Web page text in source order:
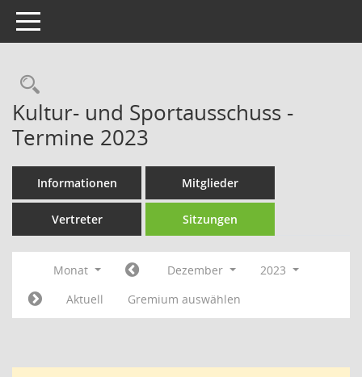
Toggle navigation
Rechercheauswahl
Kultur- und Sportausschuss -
Termine 2023
Informationen Mitglieder
Vertreter Sitzungen
Monat Dezember
2023
Aktuell
Gremium auswählen